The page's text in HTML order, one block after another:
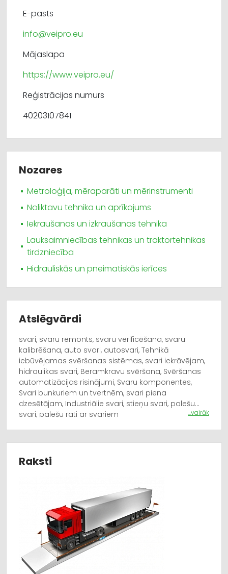
E-pasts
info@veipro.eu
Mājaslapa
https://www.veipro.eu/
Reģistrācijas numurs
40203107841
Nozares
Metroloģija, mēraparāti un mērinstrumenti
Noliktavu tehnika un aprīkojums
Iekraušanas un izkraušanas tehnika
Lauksaimniecības tehnikas un traktortehnikas
tirdzniecība
Hidrauliskās un pneimatiskās ierīces
Atslēgvārdi
svari, svaru remonts, svaru verificēšana, svaru
kalibrēšana, auto svari, autosvari, Tehnikā
iebūvējamas svēršanas sistēmas, svari iekrāvējam,
hidraulikas svari, Beramkravu svēršana, Svēršanas
automatizācijas risinājumi, Svaru komponentes,
Svari bunkuriem un tvertnēm, svari piena
dzesētājam, Industriālie svari, stieņu svari, palešu
svari, palešu rati ar svariem
...vairāk
Raksti